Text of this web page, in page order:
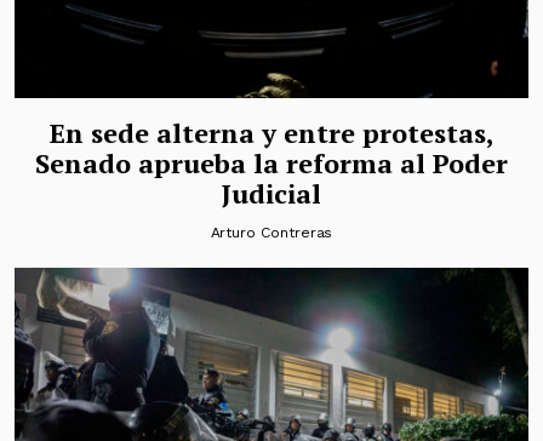
En sede alterna y entre protestas,
Senado aprueba la reforma al Poder
Judicial
Arturo Contreras